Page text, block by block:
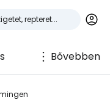
Bővebben
a